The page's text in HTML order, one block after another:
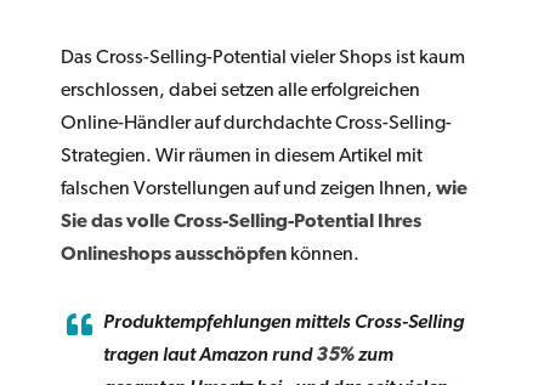
Das Cross-Selling-Potential vieler Shops ist kaum
erschlossen, dabei setzen alle erfolgreichen
Online-Händler auf durchdachte Cross-Selling-
Strategien. Wir räumen in diesem Artikel mit
falschen Vorstellungen auf und zeigen Ihnen, wie
Sie das volle Cross-Selling-Potential Ihres
Onlineshops ausschöpfen können.
Produktempfehlungen mittels Cross-Selling
tragen laut Amazon rund35%zum